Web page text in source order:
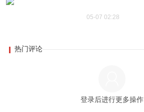
05-07 02:28
热门评论
登录后进行更多操作